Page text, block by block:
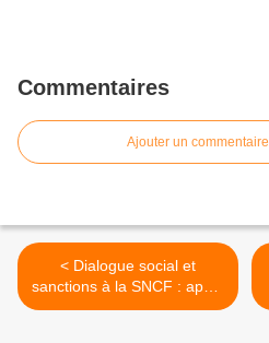
Commentaires
Ajouter un commentaire
< Dialogue social et
sanctions à la SNCF : appel
au rassemblement le 30